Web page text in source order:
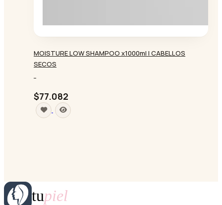
MOISTURE LOW SHAMPOO x1000ml | CABELLOS
SECOS
$77.082
tupiel